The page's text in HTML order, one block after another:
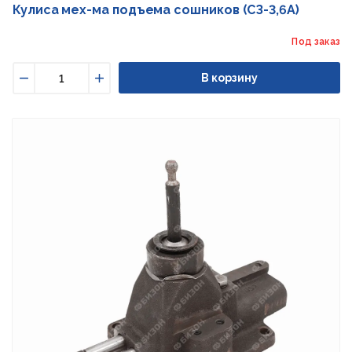
Кулиса мех-ма подъема сошников (СЗ-3,6А)
Под заказ
Увеличить
В корзину